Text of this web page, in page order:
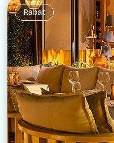
Rabat